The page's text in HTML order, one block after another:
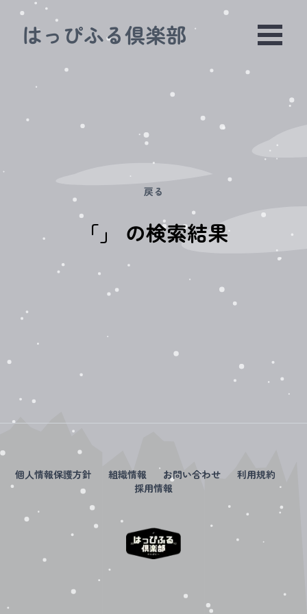
はっぴふる倶楽部
戻る
「 」 の検索結果
個人情報保護方針 組織情報 お問い合わせ
利用規約
採用情報